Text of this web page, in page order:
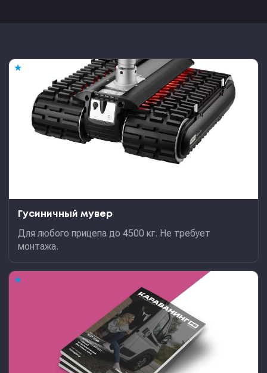
★
Гусиничный мувер
Для любого прицепа до 4500 кг. Не требует
монтажа.
★